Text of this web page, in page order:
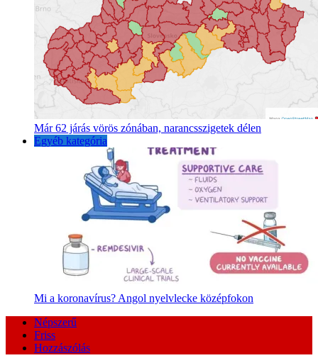
Már 62 járás vörös zónában, narancsszigetek délen
Egyéb kategória
Mi a koronavírus? Angol nyelvlecke középfokon
Népszerű
Friss
Hozzászólás